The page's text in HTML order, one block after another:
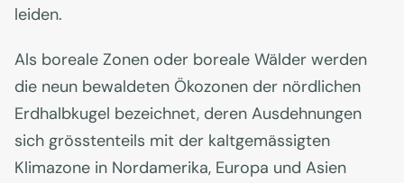
leiden.
Als boreale Zonen oder boreale Wälder werden
die neun bewaldeten Ökozonen der nördlichen
Erdhalbkugel bezeichnet, deren Ausdehnungen
sich grösstenteils mit der kaltgemässigten
Klimazone in Nordamerika, Europa und Asien